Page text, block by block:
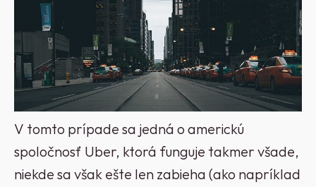
V tomto prípade sa jedná o americkú
spoločnosť Uber, ktorá funguje takmer všade,
niekde sa však ešte len zabieha (ako napríklad